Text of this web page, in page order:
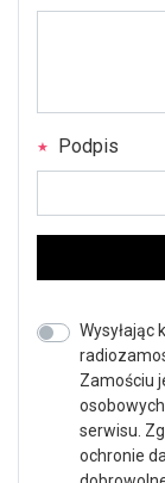
Podpis
Zamościu
serwisu.
ochronie